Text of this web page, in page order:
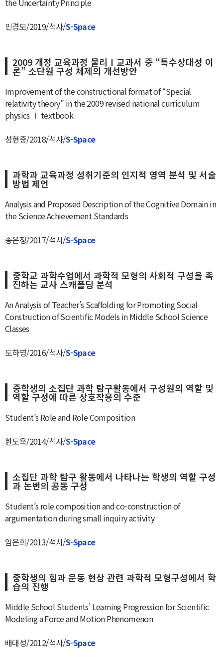
the Uncertainty Principle
민경모/2019/석사/S-Space
2009 개정 교육과정 물리Ⅰ교과서 중 “특수상대성 이
론” 소단원 구성 체제의 개선방안
Improvement of the constructional format of “Special
relativity theory” in the 2009 revised national curriculum
physics Ⅰ textbook
성현중/2018/석사/S-Space
과학과 교육과정 성취기준의 인지적 영역 분석 및 서술
방법 제언
Analysis and Proposed Description of the Cognitive Domain in
the Science Achievement Standards
송은정/2017/석사/S-Space
중학교 과학수업에서 과학적 모형의 사회적 구성을 촉
진하는 교사 스캐폴딩 분석
An Analysis of Teacher’s Scaffolding for Promoting Social
Construction of Scientific Models in Middle School Science
Classes
도하영/2016/석사/S-Space
중학생의 소집단 과학 탐구활동에서 구성원의 역할 및
역할 구성에 따른 상호작용의 수준
Student’s Role and Role Composition
한도욱/2014/석사/S-Space
소집단 과학 탐구 활동에서 나타나는 학생의 역할 구성
과 논변의 공동 구성
Student’s role composition and co-construction of
argumentation during small inquiry activity
임은희/2013/석사/S-Space
중학생의 힘과 운동 현상 관련 과학적 모형구성에서 학
습의 진행
Middle School Students’ Learning Progression for Scientific
Modeling a Force and Motion Phenomenon
배대성/2012/석사/S-Space